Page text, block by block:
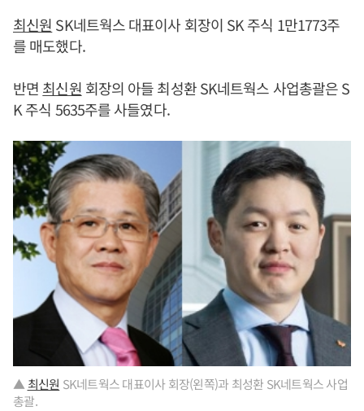
최신원 SK네트웍스 대표이사 회장이 SK 주식 1만1773주
를 매도했다.
반면 최신원 회장의 아들 최성환 SK네트웍스 사업총괄은 S
K 주식 5635주를 사들였다.
▲최신원 SK네트웍스 대표이사 회장(왼쪽)과 최성환 SK네트웍스 사업
총괄.